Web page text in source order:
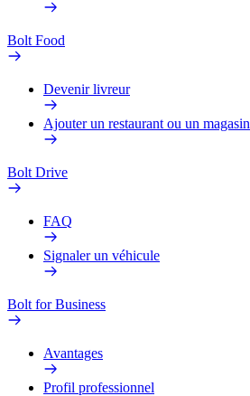
Bolt Food
Devenir livreur
Ajouter un restaurant ou un magasin
Bolt Drive
FAQ
Signaler un véhicule
Bolt for Business
Avantages
Profil professionnel